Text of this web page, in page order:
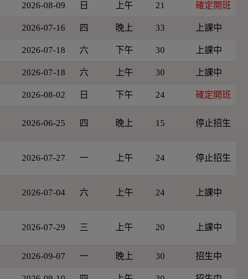
2026-08-09 日 上午 21 確定開班
2026-07-16 四 晚上 33 上課中
2026-07-18 六 下午 30 上課中
2026-07-18 六 上午 30 上課中
2026-08-02 日 下午 24 確定開班
2026-06-25 四 晚上 15 停止招生
2026-07-27 一 上午 24 停止招生
2026-07-04 六 上午 24 上課中
2026-07-29 三 上午 20 上課中
2026-09-07 一 晚上 30 招生中